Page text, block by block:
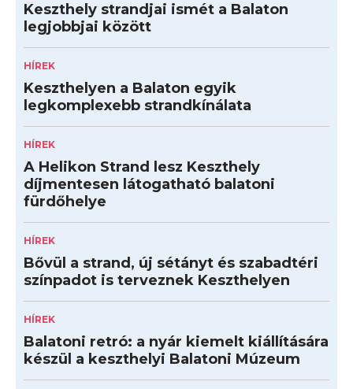
Keszthely strandjai ismét a Balaton
legjobbjai között
HÍREK
Keszthelyen a Balaton egyik
legkomplexebb strandkínálata
HÍREK
A Helikon Strand lesz Keszthely
díjmentesen látogatható balatoni
fürdőhelye
HÍREK
Bővül a strand, új sétányt és szabadtéri
színpadot is terveznek Keszthelyen
HÍREK
Balatoni retró: a nyár kiemelt kiállítására
készül a keszthelyi Balatoni Múzeum